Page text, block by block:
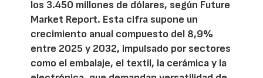
los 3.450 millones de dólares, según Future
Market Report. Esta cifra supone un
crecimiento anual compuesto del 8,9%
entre 2025 y 2032, impulsado por sectores
como el embalaje, el textil, la cerámica y la